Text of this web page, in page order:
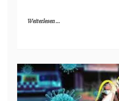
Weiterlesen ...